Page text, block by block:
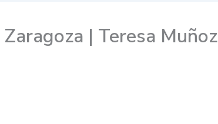
| Teresa Muñoz